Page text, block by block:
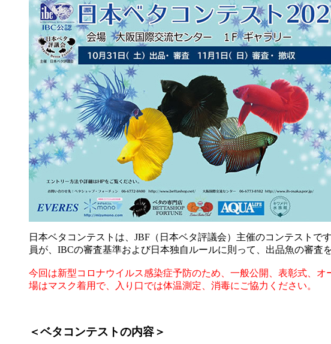
日本ベタコンテストは、JBF（日本ベタ評議会）主催のコンテスト
員が、IBCの審査基準および日本独自ルールに則って、出品魚の審査を
今回は新型コロナウイルス感染症予防のため、一般公開、表彰式、
場はマスク着用で、入り口では体温測定、消毒にご協力ください。
＜ベタコンテストの内容＞